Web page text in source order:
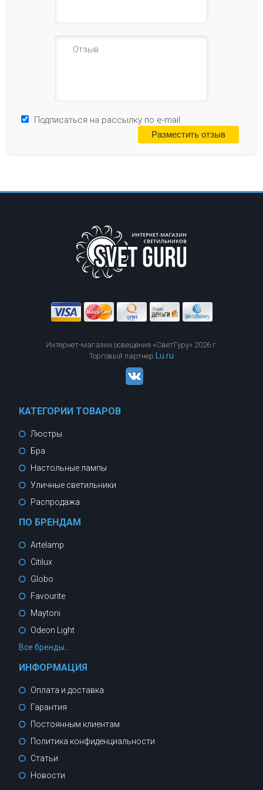
Подписаться на рассылку по e-mail
Интернет-магазин освещения «СветГуру» 2026 г.
Торговый партнер Lu.ru
КАТЕГОРИИ ТОВАРОВ
Люстры
Бра
Настольные лампы
Уличные светильники
Распродажа
ПО БРЕНДАМ
Artelamp
Citilux
Globo
Favourite
Maytoni
Odeon Light
Все бренды...
ИНФОРМАЦИЯ
Оплата и доставка
Гарантия
Постоянным клиентам
Политика конфиденциальности
Статьи
Новости